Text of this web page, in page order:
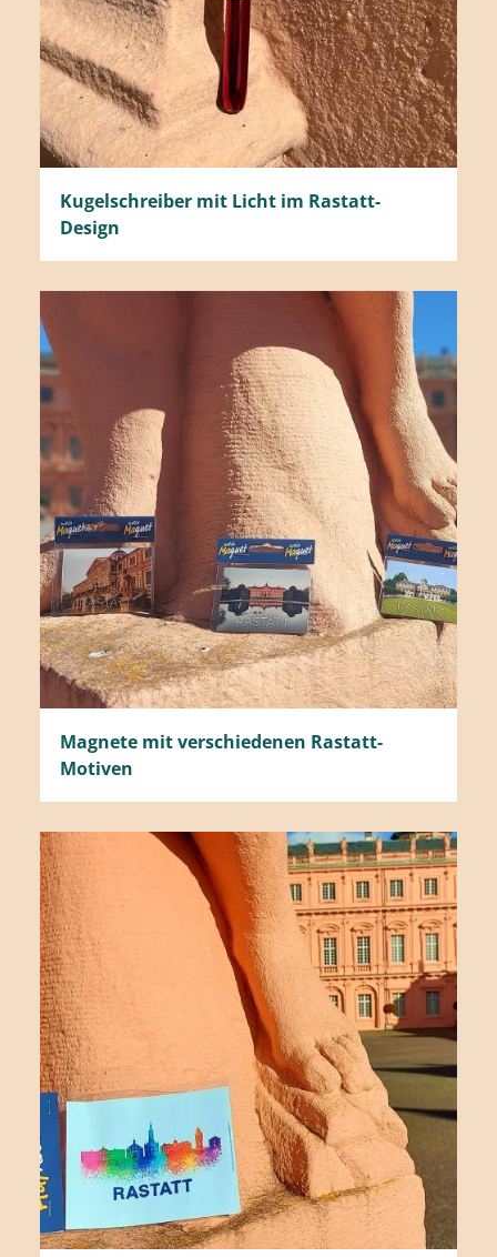
Kugelschreiber mit Licht im Rastatt-
Design
Magnete mit verschiedenen Rastatt-
Motiven